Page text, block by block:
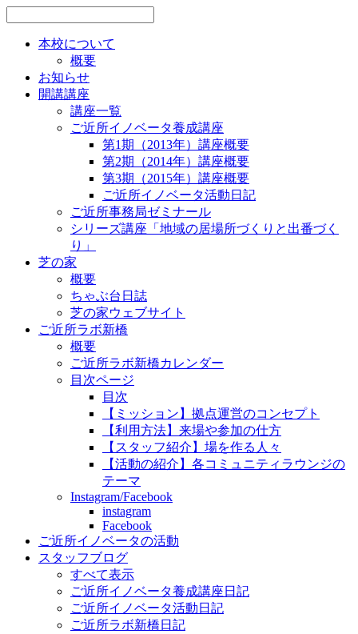
本校について
概要
お知らせ
開講講座
講座一覧
ご近所イノベータ養成講座
第1期（2013年）講座概要
第2期（2014年）講座概要
第3期（2015年）講座概要
ご近所イノベータ活動日記
ご近所事務局ゼミナール
シリーズ講座「地域の居場所づくりと出番づく
り」
芝の家
概要
ちゃぶ台日誌
芝の家ウェブサイト
ご近所ラボ新橋
概要
ご近所ラボ新橋カレンダー
目次ページ
目次
【ミッション】拠点運営のコンセプト
【利用方法】来場や参加の仕方
【スタッフ紹介】場を作る人々
【活動の紹介】各コミュニティラウンジの
テーマ
Instagram/Facebook
instagram
Facebook
ご近所イノベータの活動
スタッフブログ
すべて表示
ご近所イノベータ養成講座日記
ご近所イノベータ活動日記
ご近所ラボ新橋日記